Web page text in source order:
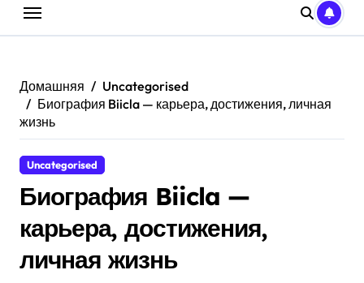
Домашняя
Uncategorised
Биография Biicla — карьера, достижения, личная
жизнь
Uncategorised
Биография Biicla —
карьера, достижения,
личная жизнь